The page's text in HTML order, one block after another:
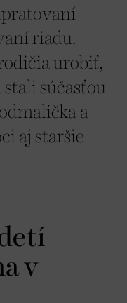
riadu.
urobiť,
súčasťou
a
aj staršie
v